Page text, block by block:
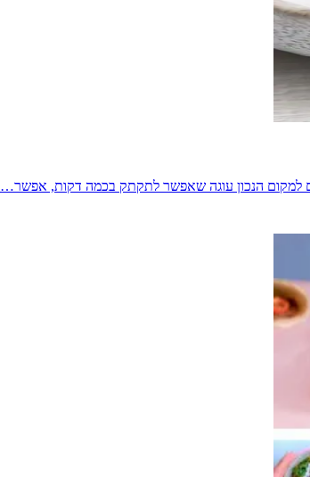
למקום הנכון עוגה שאפשר לתקתק בכמה דקות, אפשר…